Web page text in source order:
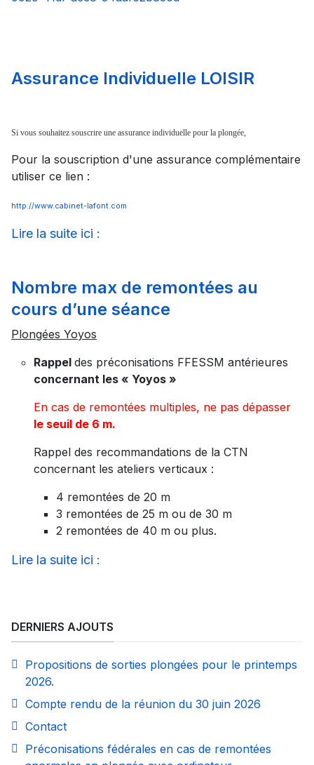
Assurance Individuelle LOISIR
Si vous souhaitez souscrire une assurance individuelle pour la plongée,
Pour la souscription d'une assurance complémentaire
utiliser ce lien :
http://www.cabinet-lafont.com
Lire la suite ici :
Nombre max de remontées au
cours d’une séance
Plongées Yoyos
Rappel des préconisations FFESSM antérieures
concernant les « Yoyos »
En cas de remontées multiples, ne pas dépasser
le seuil de 6 m.
Rappel des recommandations de la CTN
concernant les ateliers verticaux :
4 remontées de 20 m
3 remontées de 25 m ou de 30 m
2 remontées de 40 m ou plus.
Lire la suite ici :
DERNIERS AJOUTS
Propositions de sorties plongées pour le printemps
2026.
Compte rendu de la réunion du 30 juin 2026
Contact
Préconisations fédérales en cas de remontées